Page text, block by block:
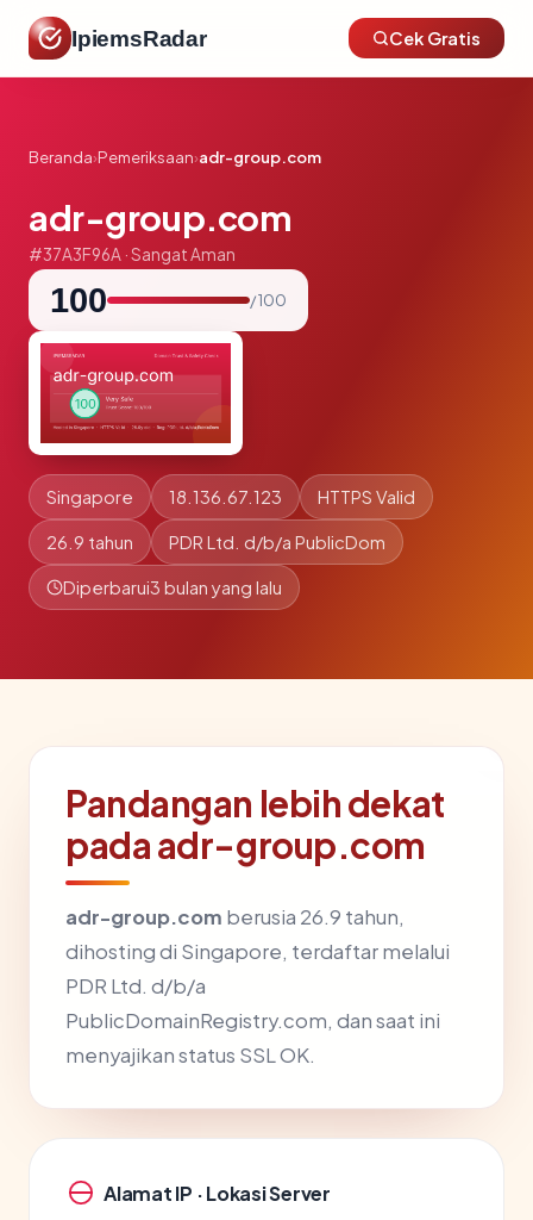
IpiemsRadar Cek Gratis
Beranda›Pemeriksaan›adr-group.com
adr-group.com
#37A3F96A · Sangat Aman
100 / 100
Singapore 18.136.67.123 HTTPS Valid
26.9 tahun PDR Ltd. d/b/a PublicDom
Diperbarui3 bulan yang lalu
Pandangan lebih dekat
pada adr-group.com
adr-group.com berusia 26.9 tahun,
dihosting di Singapore, terdaftar melalui
PDR Ltd. d/b/a
PublicDomainRegistry.com, dan saat ini
menyajikan status SSL OK.
Alamat IP · Lokasi Server